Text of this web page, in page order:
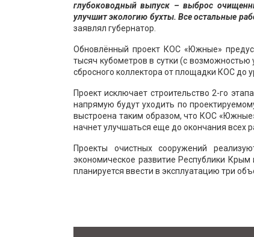
глубоководный выпуск – выброс
улучшит экологию бухты. Все остальные
заявлял губернатор.
Обновлённый проект КОС «Южные»
тысяч кубометров в сутки (с возможностью
сбросного коллектора от площадки КОС до
Проект исключает строительство 2-го
напрямую будут уходить по
выстроена таким образом, что КОС
начнет улучшаться еще до окончания всех
Проекты очистных сооружений
экономическое развитие Республики
планируется ввести в эксплуатацию три